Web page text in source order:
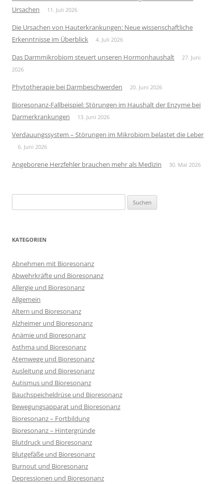
Ursachen
11. Juli 2026
Die Ursachen von Hauterkrankungen: Neue wissenschaftliche
Erkenntnisse im Überblick
4. Juli 2026
Das Darmmikrobiom steuert unseren Hormonhaushalt
27. Juni
2026
Phytotherapie bei Darmbeschwerden 20. Juni 2026
Bioresonanz-Fallbeispiel: Störungen im Haushalt der Enzyme bei
Darmerkrankungen
13. Juni 2026
Verdauungssystem – Störungen im Mikrobiom belastet die Leber
6. Juni 2026
Angeborene Herzfehler brauchen mehr als Medizin 30. Mai 2026
nach:
KATEGORIEN
Abnehmen mit Bioresonanz
Abwehrkräfte und Bioresonanz
Allergie und Bioresonanz
Allgemein
Altern und Bioresonanz
Alzheimer und Bioresonanz
Anämie und Bioresonanz
Asthma und Bioresonanz
Atemwege und Bioresonanz
Ausleitung und Bioresonanz
Autismus und Bioresonanz
Bauchspeicheldrüse und Bioresonanz
Bewegungsapparat und Bioresonanz
Bioresonanz – Fortbildung
Bioresonanz – Hintergründe
Blutdruck und Bioresonanz
Blutgefäße und Bioresonanz
Burnout und Bioresonanz
Depressionen und Bioresonanz